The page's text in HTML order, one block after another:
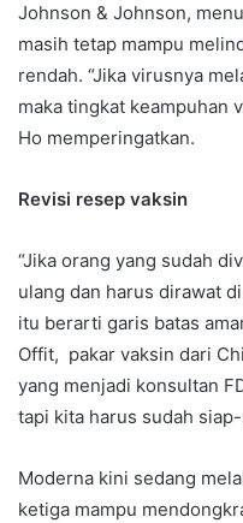
Johnson & Johnson,
masih tetap mampu
rendah. “Jika virusnya
maka tingkat keampuhan
Ho memperingatkan.
Revisi resep vaksin
“Jika orang yang sudah
ulang dan harus dirawat
itu berarti garis batas
Offit, pakar vaksin dari
yang menjadi konsultan
tapi kita harus sudah
Moderna kini sedang
ketiga mampu